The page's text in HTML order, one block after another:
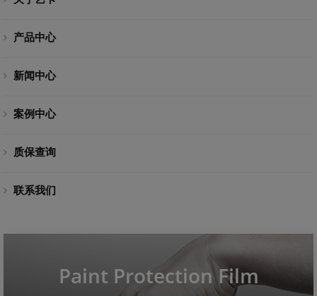
产品中心
新闻中心
案例中心
质保查询
联系我们
Paint Protection Film